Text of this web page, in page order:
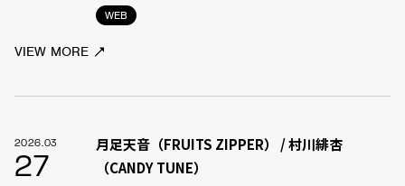
WEB
VIEW MORE
2026.03
27
月足天音（FRUITS ZIPPER） / 村川緋杏
（CANDY TUNE）